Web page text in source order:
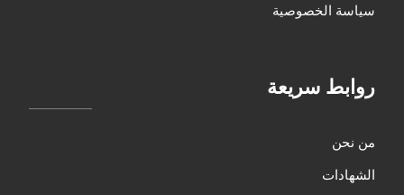
سياسة الخصوصية
روابط سريعة
من نحن
الشهادات